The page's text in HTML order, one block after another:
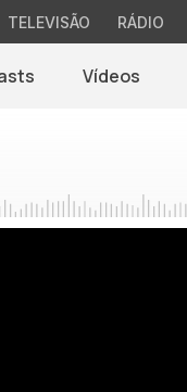
TELEVISÃO RÁDIO
Vídeos